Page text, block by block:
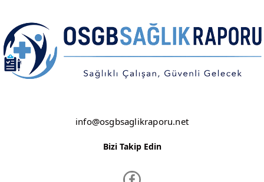
RİZE
SAKARYA
info@osgbsaglikraporu.net
Bizi Takip Edin